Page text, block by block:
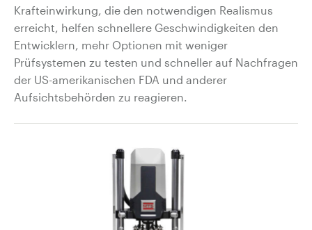
Krafteinwirkung, die den notwendigen Realismus
erreicht, helfen schnellere Geschwindigkeiten den
Entwicklern, mehr Optionen mit weniger
Prüfsystemen zu testen und schneller auf Nachfragen
der US-amerikanischen FDA und anderer
Aufsichtsbehörden zu reagieren.